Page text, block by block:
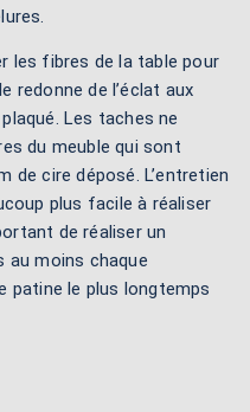
les fibres de la table pour
redonne de l’éclat aux
Les taches ne
du meuble qui sont
cire déposé. L’entretien
plus facile à réaliser
de réaliser un
au moins chaque
patine le plus longtemps